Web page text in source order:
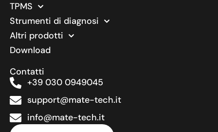
TPMS
Strumenti di diagnosi
Altri prodotti
Download
Contatti
+39 030 0949045
support@mate-tech.it
info@mate-tech.it